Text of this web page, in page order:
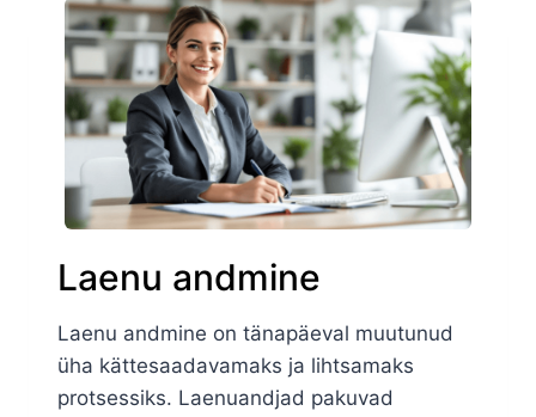
Laenu andmine
Laenu andmine on tänapäeval muutunud
üha kättesaadavamaks ja lihtsamaks
protsessiks. Laenuandjad pakuvad